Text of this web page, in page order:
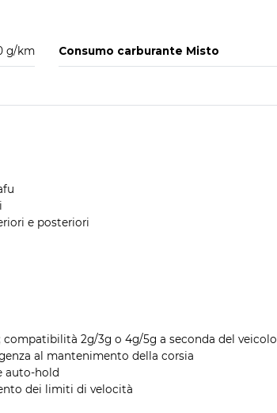
g/km Consumo carburante Misto
e posteriori
2g/3g o 4g/5g a seconda del veicolo
al mantenimento della corsia
auto-hold
dei limiti di velocità